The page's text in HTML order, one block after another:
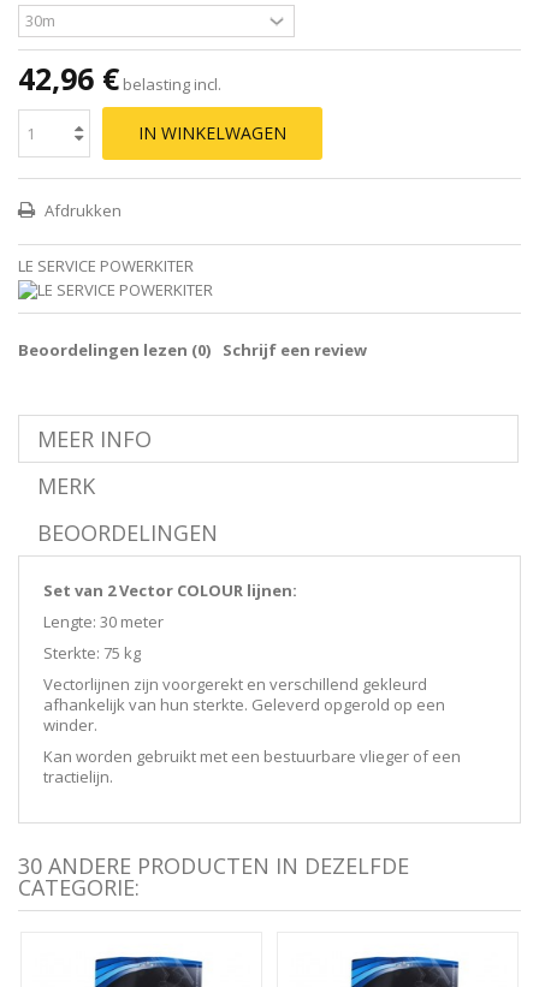
42,96 € belasting incl.
IN WINKELWAGEN
Afdrukken
LE SERVICE POWERKITER
Beoordelingen lezen (0) Schrijf een review
MEER INFO
MERK
BEOORDELINGEN
Set van 2 Vector COLOUR lijnen:
Lengte: 30 meter
Sterkte: 75 kg
Vectorlijnen zijn voorgerekt en verschillend gekleurd
afhankelijk van hun sterkte. Geleverd opgerold op een
winder.
Kan worden gebruikt met een bestuurbare vlieger of een
tractielijn.
30 ANDERE PRODUCTEN IN DEZELFDE
CATEGORIE: